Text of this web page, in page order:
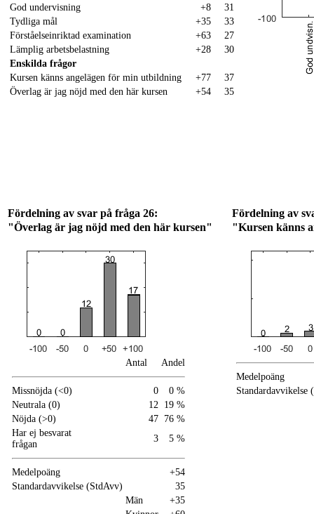
God undervisning
+8
31
Tydliga mål
+35
33
Förståelseinriktad examination
+63
27
Lämplig arbetsbelastning
+28
30
Enskilda frågor
Kursen känns angelägen för min utbildning
+77
37
Överlag är jag nöjd med den här kursen
+54 35
Fördelning av svar på fråga 26:
"Överlag är jag nöjd med den här kursen"
Antal Andel
Missnöjda (<0) 0
0 %
Neutrala (0)
12
19 %
Nöjda (>0)
47 76 %
Har ej besvarat
frågan
3 5 %
Medelpoäng
+54
Standardavvikelse (StdAvv)
35
Män
+35
Fördelning av
"Kursen känns
Medelpoäng
Standardavvikelse